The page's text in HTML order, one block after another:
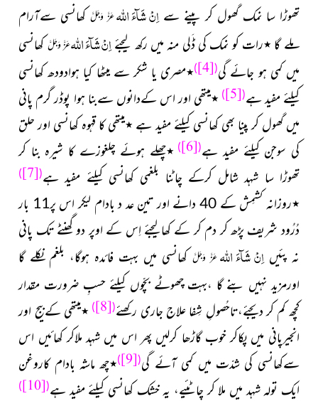
تھوڑا سا نمک گھول کر پینے سے اِنْ شَآءَاللہعَزَّ وَجَلَّکھانسی سےآرام
ملے گا ٭رات کو نمک کی ڈَلی منہ میں رکھ لیجئے اِنْ شَآءَاللہعَزَّ وَجَلَّ کھانسی
میں کمی ہو جائے گی(
[4]
)٭مصری یا شکر سے میٹھا کیا ہوادودھ کھانسی
کیلئے مفید ہے(
[5]
) ٭میتھی اور اس کےدانوں سےبنا ہوا پوڈر گرم پانی
میں گھول کر پینا بھی کھانسی کیلئے مفید ہے ٭میتھی کا قہوہ کھانسی اور حلق
کی سوجن کیلئے مفید ہے(
[6]
) ٭چھلے ہوئے چلغوزے کا شیرہ بنا کر
تھوڑا سا شہد شامل کرکے چاٹنا بلغمی کھانسی کیلئے مفید ہے(
[7]
)
٭روزانہ کشمِش کے 40 دانے اور تین عد د بادام لیکر اس پر11 بار
دُرُود شریف پڑھ کر دم کر کے کھالیجئے اِس کے اوپر دو گھنٹے تک پانی
نہ پئیں اِنْ شَآءَاللہ عَزَّ وَجَلَّ کھانسی میں بہت فائدہ ہوگا، بلغم نکلے گا
اورمزید نہیں بنے گا ،بہت چھوٹے بچّوں کیلئے حسبِ ضرورت مقدار
کچھ کم کر دیجئے،تاحُصولِ شِفا علاج جاری رکھئے(
[8]
) ٭میتھی کےبیج اور
انجیرپانی میں پکاکر خوب گاڑھا کرلیں پھر اس میں شہد ملاکر کھائیں اس
سےکھانسی کی شدّت میں کمی آئے گی(
[9]
)٭چھ ماشہ بادام کاروغن
ایک تولہ شہد میں ملا کر چاٹئیے، یہ خشک کھانسی کیلئے مفید ہے(
[10]
)